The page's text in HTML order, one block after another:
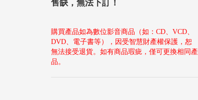
售缺，無法下訂！
購買產品如為數位影音商品（如：CD、VCD、
DVD、電子書等），因受智慧財產權保護，恕
無法接受退貨。如有商品瑕疵，僅可更換相同產
品。